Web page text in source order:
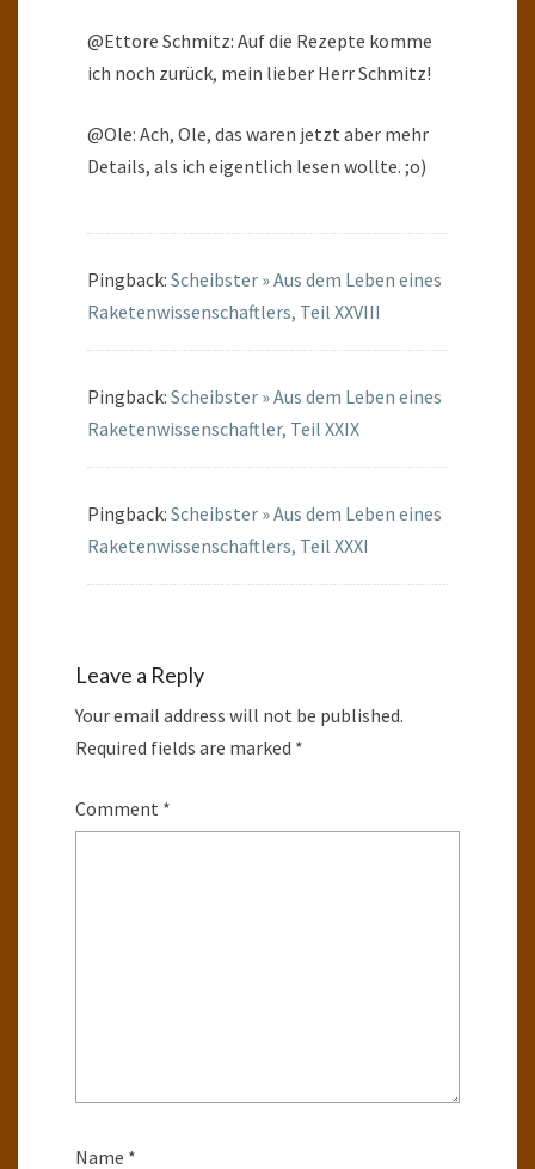
@Ettore Schmitz: Auf die Rezepte komme
ich noch zurück, mein lieber Herr Schmitz!
@Ole: Ach, Ole, das waren jetzt aber mehr
Details, als ich eigentlich lesen wollte. ;o)
Pingback: Scheibster » Aus dem Leben eines
Raketenwissenschaftlers, Teil XXVIII
Pingback: Scheibster » Aus dem Leben eines
Raketenwissenschaftler, Teil XXIX
Pingback: Scheibster » Aus dem Leben eines
Raketenwissenschaftlers, Teil XXXI
Leave a Reply
Your email address will not be published.
Required fields are marked *
Comment *
Name *